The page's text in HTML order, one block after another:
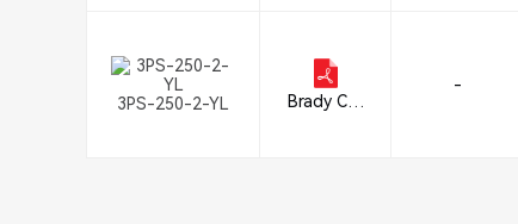
3PS-250-2-YL
Brady Cor
-